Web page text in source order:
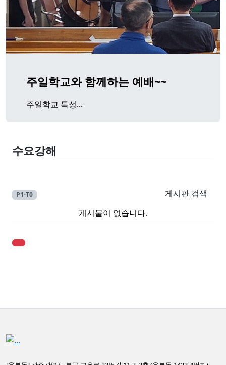
주일학교와 함께하는 예배~~
주일학교 특성...
수요강해
P1-T0
게시판 검색
게시물이 없습니다.